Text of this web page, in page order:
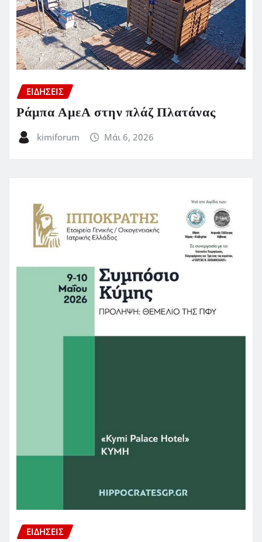
ΕΙΔΗΣΕΙΣ
Ράμπα ΑμεΑ στην πλάζ Πλατάνας
kimiforum Μάι 6, 2026
ΕΙΔΗΣΕΙΣ